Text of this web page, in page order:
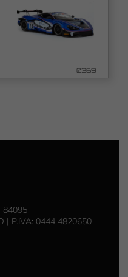
0369
84095
| P.IVA: ‭0444 4820650‬